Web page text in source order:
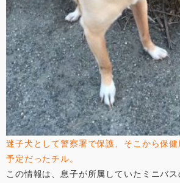
迷子犬として警察署で保護、そこから保
予定だったチル。
この情報は、息子が所属していたミニバス